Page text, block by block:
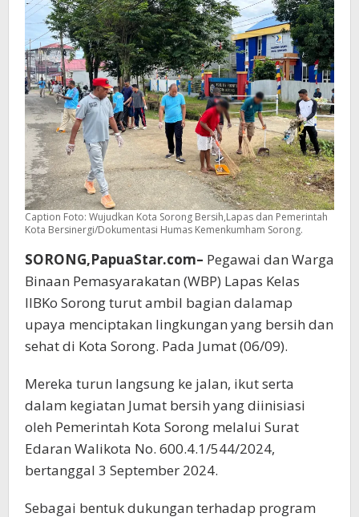
Caption Foto: Wujudkan Kota Sorong Bersih,Lapas dan Pemerintah
Kota Bersinergi/Dokumentasi Humas Kemenkumham Sorong.
SORONG,PapuaStar.com– Pegawai dan Warga
Binaan Pemasyarakatan (WBP) Lapas Kelas
IIBKo Sorong turut ambil bagian dalamap
upaya menciptakan lingkungan yang bersih dan
sehat di Kota Sorong. Pada Jumat (06/09).
Mereka turun langsung ke jalan, ikut serta
dalam kegiatan Jumat bersih yang diinisiasi
oleh Pemerintah Kota Sorong melalui Surat
Edaran Walikota No. 600.4.1/544/2024,
bertanggal 3 September 2024.
Sebagai bentuk dukungan terhadap program